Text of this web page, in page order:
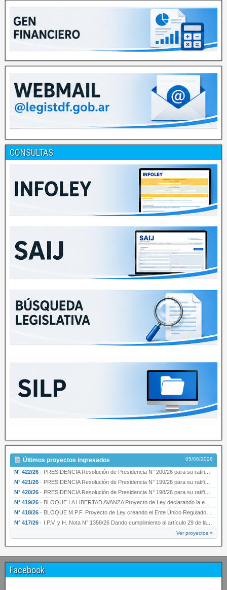
CONSULTAS
Últimos proyectos ingresados 05/08/2026
N° 422/26 · PRESIDENCIA Resolución de Presidencia N° 200/26 para su ratificación.
N° 421/26 · PRESIDENCIA Resolución de Presidencia N° 199/26 para su ratificación.
N° 420/26 · PRESIDENCIA Resolución de Presidencia N° 198/26 para su ratificación.
N° 419/26 · BLOQUE LA LIBERTAD AVANZA Proyecto de Ley declarando la esencialidad del servicio educativ…
N° 418/26 · BLOQUE M.P.F. Proyecto de Ley creando el Ente Único Regulador de servicios públicos de la …
N° 417/26 · I.P.V. y H. Nota N° 1358/26 Dando cumplimiento al artículo 29 de la Ley provincial N° 1399…
Ver proyectos »
Facebook